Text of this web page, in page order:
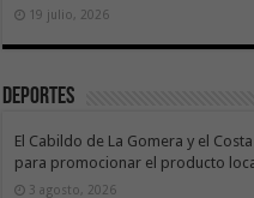
19 julio, 2026
Deportes
El Cabildo de La Gomera y el
para promocionar el producto
3 agosto, 2026